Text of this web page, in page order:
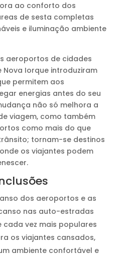
ao conforto dos
de sesta completas
e iluminação ambiente
aeroportos de cidades
Nova Iorque introduziram
permitem aos
energias antes do seu
não só melhora a
viagem, como também
como mais do que
tornam-se destinos
os viajantes podem
dos aeroportos e as
nas auto-estradas
vez mais populares
os viajantes cansados,
ambiente confortável e